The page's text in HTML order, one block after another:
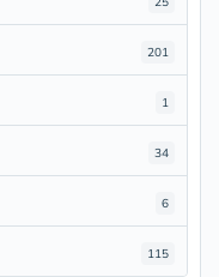
201
1
34
6
115